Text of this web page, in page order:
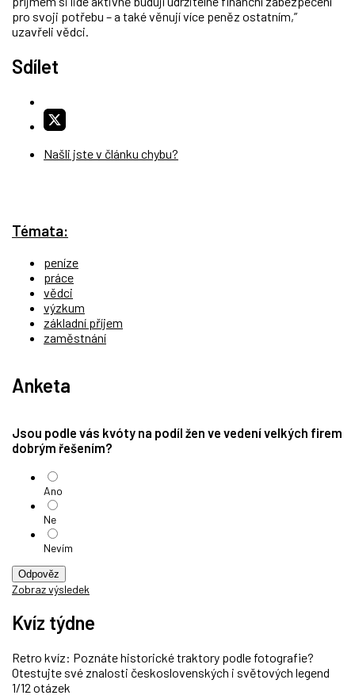
pro svoji potřebu – a také věnují více peněz ostatním,”
uzavřeli vědci.
Sdílet
Našli jste v článku chybu?
Témata:
peníze
práce
vědci
výzkum
základní příjem
zaměstnání
Anketa
Jsou podle vás kvóty na podíl žen ve vedení velkých firem
dobrým řešením?
Ano
Ne
Nevím
Odpověz
Zobraz výsledek
Kvíz týdne
Retro kvíz: Poznáte historické traktory podle fotografie?
Otestujte své znalosti československých i světových legend
1/12 otázek